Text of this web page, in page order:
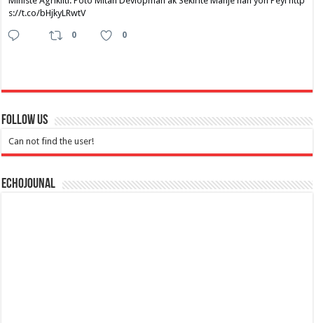
s://t.co/bHjkyLRwtV
0 0
Follow Us
Can not find the user!
Echojounal